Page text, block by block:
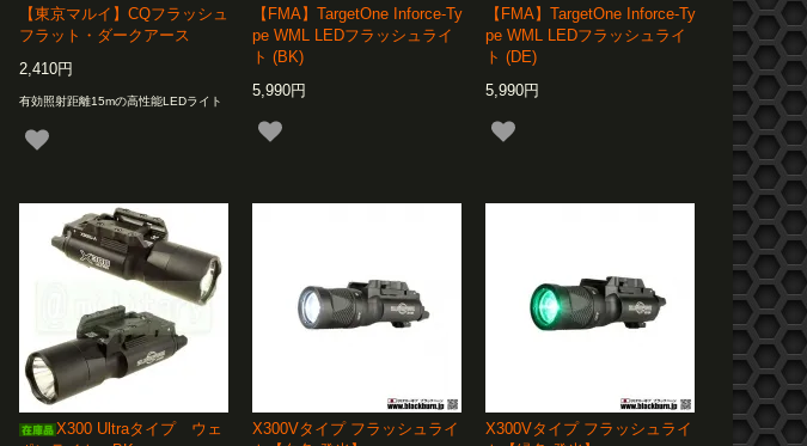
【東京マルイ】CQフラッシュ
フラット・ダークアース
2,410円
有効照射距離15mの高性能LEDライト
【FMA】TargetOne Inforce-Ty
pe WML LEDフラッシュライ
ト (BK)
5,990円
【FMA】TargetOne Inforce-Ty
pe WML LEDフラッシュライ
ト (DE)
5,990円
X300 Ultraタイプ ウェ
X300Vタイプ フラッシュライ
X300Vタイプ フラッシュライ